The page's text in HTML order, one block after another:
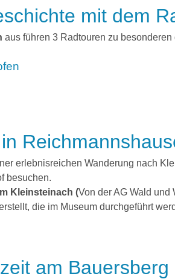
mit dem
aus führen 3 Radtouren zu
erlebnisreichen Wanderung nach
besuchen.
Kleinsteinach (Von der AG Wald
die im Museum durchgeführt
am Bauersberg